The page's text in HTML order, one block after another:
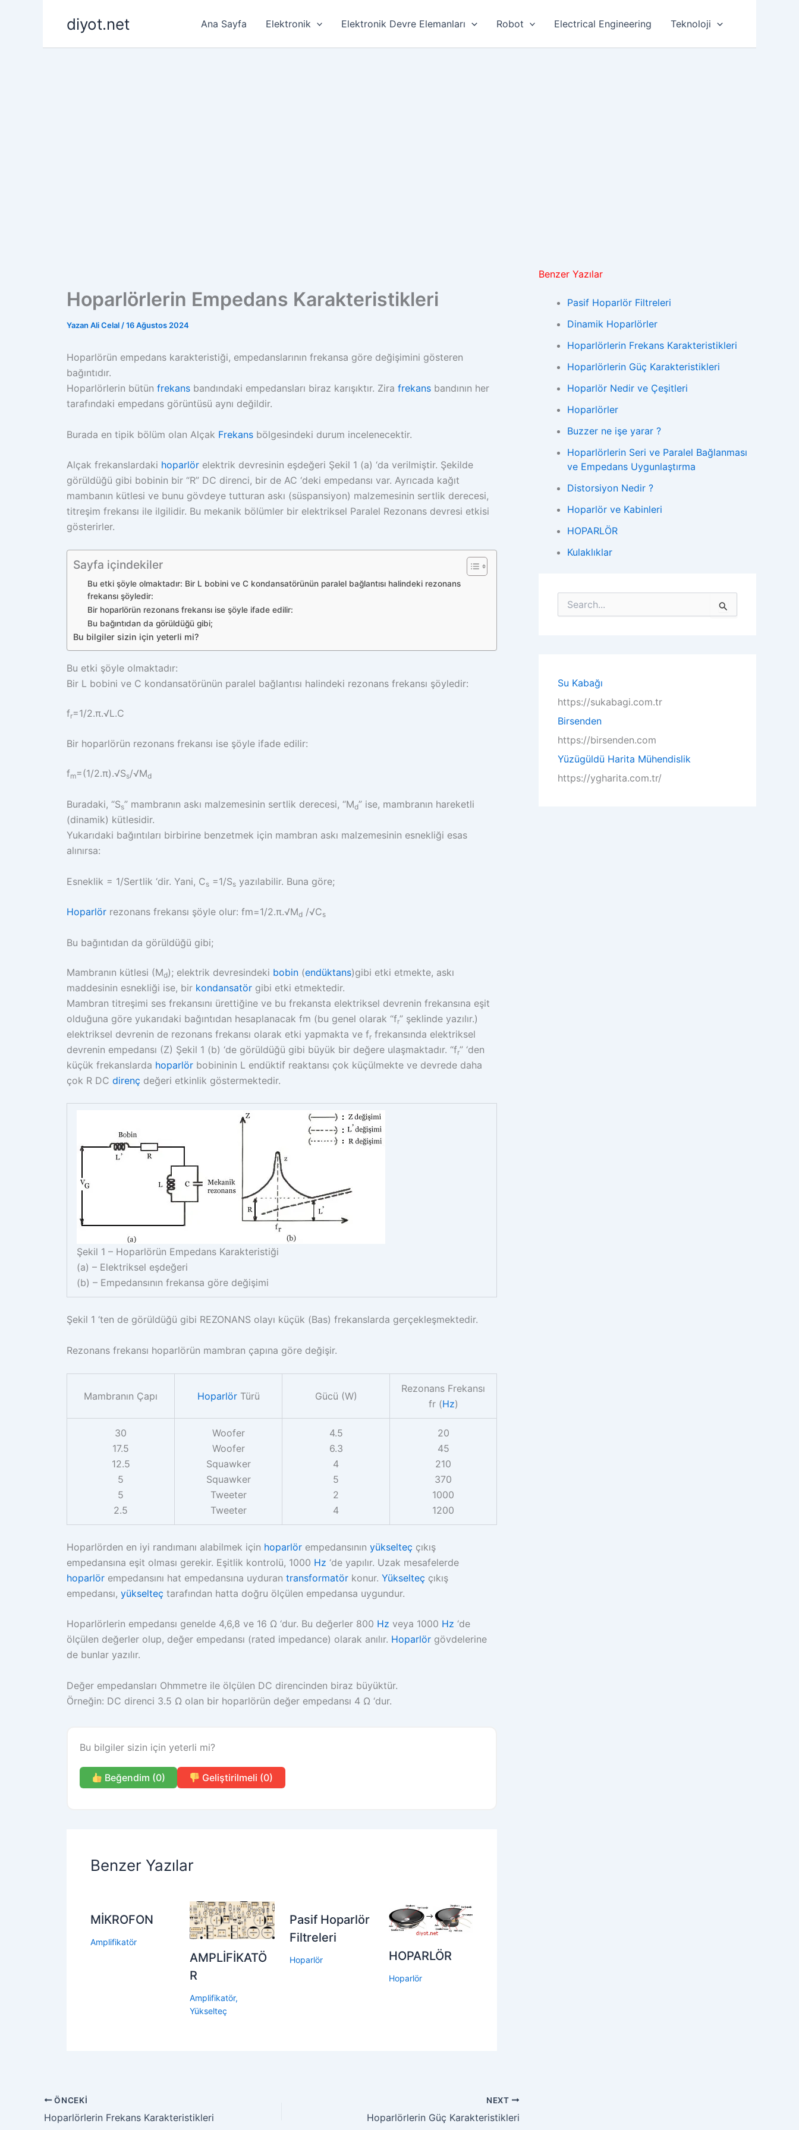
diyot.net Ana Sayfa Elektronik Elektronik Devre Elemanları Robot Electrical Engineering Teknoloji
Hoparlörlerin Empedans Karakteristikleri
Yazan Ali Celal /16 Ağustos 2024
Hoparlörün empedans karakteristiği, empedanslarının frekansa göre değişimini gösteren
bağıntıdır.
Hoparlörlerin bütün frekans bandındaki empedansları biraz karışıktır. Zira frekans bandının her
tarafındaki empedans görüntüsü aynı değildir.
Burada en tipik bölüm olan Alçak Frekans bölgesindeki durum incelenecektir.
Alçak frekanslardaki hoparlör elektrik devresinin eşdeğeri Şekil 1 (a) ‘da verilmiştir. Şekilde
görüldüğü gibi bobinin bir “R” DC direnci, bir de AC ‘deki empedansı var. Ayrıcada kağıt
mambanın kütlesi ve bunu gövdeye tutturan askı (süspansiyon) malzemesinin sertlik derecesi,
titreşim frekansı ile ilgilidir. Bu mekanik bölümler bir elektriksel Paralel Rezonans devresi etkisi
gösterirler.
Sayfa içindekiler
Bu etki şöyle olmaktadır: Bir L bobini ve C kondansatörünün paralel bağlantısı halindeki rezonans
frekansı şöyledir:
Bir hoparlörün rezonans frekansı ise şöyle ifade edilir:
Bu bağıntıdan da görüldüğü gibi;
Bu bilgiler sizin için yeterli mi?
Bu etki şöyle olmaktadır:
Bir L bobini ve C kondansatörünün paralel bağlantısı halindeki rezonans frekansı şöyledir:
fr=1/2.π.√L.C
Bir hoparlörün rezonans frekansı ise şöyle ifade edilir:
fm=(1/2.π).√Ss/√Md
Buradaki, “Ss” mambranın askı malzemesinin sertlik derecesi, “Md” ise, mambranın hareketli
(dinamik) kütlesidir.
Yukarıdaki bağıntıları birbirine benzetmek için mambran askı malzemesinin esnekliği esas
alınırsa:
Esneklik = 1/Sertlik ‘dir. Yani, Cs =1/Ss yazılabilir. Buna göre;
Hoparlör rezonans frekansı şöyle olur: fm=1/2.π.√Md /√Cs
Bu bağıntıdan da görüldüğü gibi;
Mambranın kütlesi (Md); elektrik devresindeki bobin (endüktans)gibi etki etmekte, askı
maddesinin esnekliği ise, bir kondansatör gibi etki etmektedir.
Mambran titreşimi ses frekansını ürettiğine ve bu frekansta elektriksel devrenin frekansına eşit
olduğuna göre yukarıdaki bağıntıdan hesaplanacak fm (bu genel olarak “fr” şeklinde yazılır.)
elektriksel devrenin de rezonans frekansı olarak etki yapmakta ve fr frekansında elektriksel
devrenin empedansı (Z) Şekil 1 (b) ‘de görüldüğü gibi büyük bir değere ulaşmaktadır. “fr” ‘den
küçük frekanslarda hoparlör bobininin L endüktif reaktansı çok küçülmekte ve devrede daha
çok R DC direnç değeri etkinlik göstermektedir.
Şekil 1 – Hoparlörün Empedans Karakteristiği
(a) – Elektriksel eşdeğeri
(b) – Empedansının frekansa göre değişimi
Şekil 1 ‘ten de görüldüğü gibi REZONANS olayı küçük (Bas) frekanslarda gerçekleşmektedir.
Rezonans frekansı hoparlörün mambran çapına göre değişir.
Mambranın Çapı HoparlörTürü Gücü (W)
Rezonans Frekansı
fr (Hz)
30
17.5
12.5
5
5
2.5
Woofer
Woofer
Squawker
Squawker
Tweeter
Tweeter
4.5
6.3
4
5
2
4
20
45
210
370
1000
1200
Hoparlörden en iyi randımanı alabilmek için hoparlör empedansının yükselteç çıkış
empedansına eşit olması gerekir. Eşitlik kontrolü, 1000 Hz ‘de yapılır. Uzak mesafelerde
hoparlör empedansını hat empedansına uyduran transformatör konur. Yükselteç çıkış
empedansı, yükselteç tarafından hatta doğru ölçülen empedansa uygundur.
Hoparlörlerin empedansı genelde 4,6,8 ve 16 Ω ‘dur. Bu değerler 800 Hz veya 1000 Hz ‘de
ölçülen değerler olup, değer empedansı (rated impedance) olarak anılır. Hoparlör gövdelerine
de bunlar yazılır.
Değer empedansları Ohmmetre ile ölçülen DC direncinden biraz büyüktür.
Örneğin: DC direnci 3.5 Ω olan bir hoparlörün değer empedansı 4 Ω ‘dur.
Bu bilgiler sizin için yeterli mi?
Beğendim (0) Geliştirilmeli (0)
Benzer Yazılar
MİKROFON
Amplifikatör
AMPLİFİKATÖ
R
Amplifikatör,
Yükselteç
Pasif Hoparlör
Filtreleri
Hoparlör HOPARLÖR
Hoparlör
ÖNCEKI
Hoparlörlerin Frekans Karakteristikleri
NEXT
Hoparlörlerin Güç Karakteristikleri
Benzer Yazılar
Pasif Hoparlör Filtreleri
Dinamik Hoparlörler
Hoparlörlerin Frekans Karakteristikleri
Hoparlörlerin Güç Karakteristikleri
Hoparlör Nedir ve Çeşitleri
Hoparlörler
Buzzer ne işe yarar ?
Hoparlörlerin Seri ve Paralel Bağlanması
ve Empedans Uygunlaştırma
Distorsiyon Nedir ?
Hoparlör ve Kabinleri
HOPARLÖR
Kulaklıklar
o
:
Su Kabağı
https://sukabagi.com.tr
Birsenden
https://birsenden.com
Yüzügüldü Harita Mühendislik
https://ygharita.com.tr/